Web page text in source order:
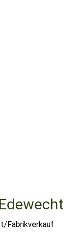
Fabrikverkauf